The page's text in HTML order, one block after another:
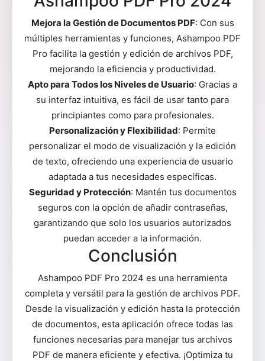
Mejora la Gestión de Documentos PDF: Con sus
múltiples herramientas y funciones, Ashampoo PDF
Pro facilita la gestión y edición de archivos PDF,
mejorando la eficiencia y productividad.
Apto para Todos los Niveles de Usuario: Gracias a
su interfaz intuitiva, es fácil de usar tanto para
principiantes como para profesionales.
Personalización y Flexibilidad: Permite
personalizar el modo de visualización y la edición
de texto, ofreciendo una experiencia de usuario
adaptada a tus necesidades específicas.
Seguridad y Protección: Mantén tus documentos
seguros con la opción de añadir contraseñas,
garantizando que solo los usuarios autorizados
puedan acceder a la información.
Conclusión
Ashampoo PDF Pro 2024 es una herramienta
completa y versátil para la gestión de archivos PDF.
Desde la visualización y edición hasta la protección
de documentos, esta aplicación ofrece todas las
funciones necesarias para manejar tus archivos
PDF de manera eficiente y efectiva. ¡Optimiza tu